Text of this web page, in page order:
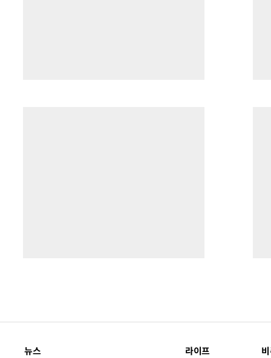
뉴스
라이프